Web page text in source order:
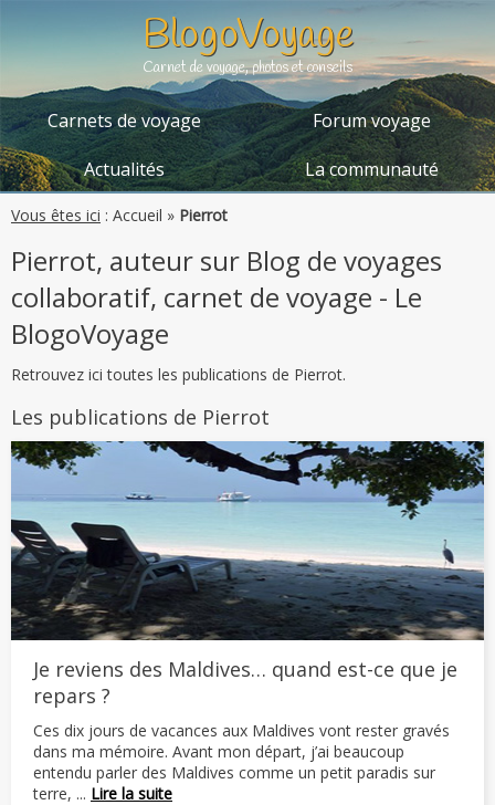
BlogoVoyage
Carnet de voyage, photos et conseils
Carnets de voyage
Forum voyage
Actualités
La communauté
Vous êtes ici : Accueil » Pierrot
Pierrot, auteur sur Blog de voyages
collaboratif, carnet de voyage - Le
BlogoVoyage
Retrouvez ici toutes les publications de Pierrot.
Les publications de Pierrot
Je reviens des Maldives… quand est-ce que je
repars ?
Ces dix jours de vacances aux Maldives vont rester gravés
dans ma mémoire. Avant mon départ, j’ai beaucoup
entendu parler des Maldives comme un petit paradis sur
terre, ... Lire la suite